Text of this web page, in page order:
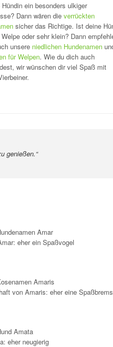
ein besonders ulkiger
Dann wären die verrückten
sicher das Richtige. Ist deine
oder sehr klein? Dann
unsere niedlichen Hundenamen
für Welpen. Wie du dich auch
wir wünschen dir viel Spaß mit
Amar
eher ein Spaßvogel
Amaris
von Amaris: eher eine
Amata
eher neugierig